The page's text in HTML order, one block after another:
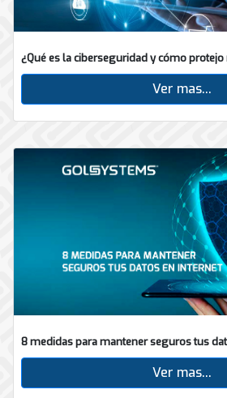
¿Qué es la ciberseguridad y cómo
Ver mas...
8 medidas para mantener seguros tus
Ver mas...